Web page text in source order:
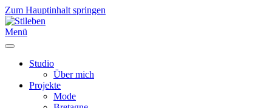
Zum Hauptinhalt springen
Menü
Studio
Über mich
Projekte
Mode